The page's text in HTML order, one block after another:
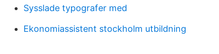
Sysslade typografer med
Ekonomiassistent stockholm utbildning